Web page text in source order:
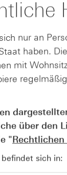
nur an
haben.
mit
über den
"
sich in: